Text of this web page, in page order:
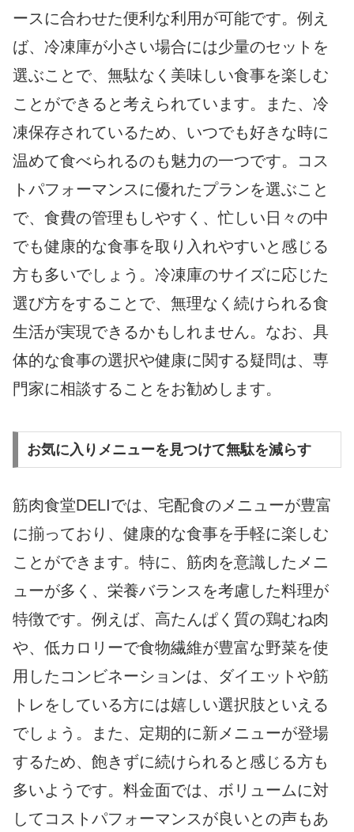
ースに合わせた便利な利用が可能です。例え
ば、冷凍庫が小さい場合には少量のセットを
選ぶことで、無駄なく美味しい食事を楽しむ
ことができると考えられています。また、冷
凍保存されているため、いつでも好きな時に
温めて食べられるのも魅力の一つです。コス
トパフォーマンスに優れたプランを選ぶこと
で、食費の管理もしやすく、忙しい日々の中
でも健康的な食事を取り入れやすいと感じる
方も多いでしょう。冷凍庫のサイズに応じた
選び方をすることで、無理なく続けられる食
生活が実現できるかもしれません。なお、具
体的な食事の選択や健康に関する疑問は、専
門家に相談することをお勧めします。
お気に入りメニューを見つけて無駄を減らす
筋肉食堂DELIでは、宅配食のメニューが豊富
に揃っており、健康的な食事を手軽に楽しむ
ことができます。特に、筋肉を意識したメニ
ューが多く、栄養バランスを考慮した料理が
特徴です。例えば、高たんぱく質の鶏むね肉
や、低カロリーで食物繊維が豊富な野菜を使
用したコンビネーションは、ダイエットや筋
トレをしている方には嬉しい選択肢といえる
でしょう。また、定期的に新メニューが登場
するため、飽きずに続けられると感じる方も
多いようです。料金面では、ボリュームに対
してコストパフォーマンスが良いとの声もあ